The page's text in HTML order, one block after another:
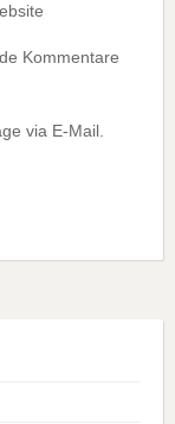
Kommentare
via E-Mail.